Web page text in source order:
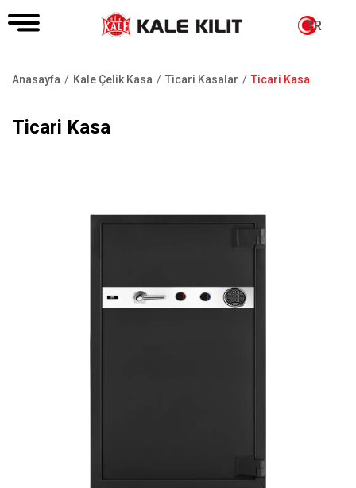
TR
yolu
Anasayfa Kale Çelik Kasa Ticari Kasalar Ticari Kasa
Ticari Kasa